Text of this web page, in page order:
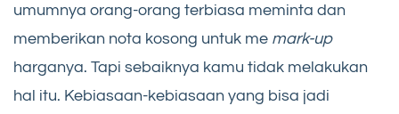
umumnya orang-orang terbiasa meminta dan
memberikan nota kosong untuk me mark-up
harganya. Tapi sebaiknya kamu tidak melakukan
hal itu. Kebiasaan-kebiasaan yang bisa jadi